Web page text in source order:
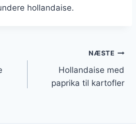
hollandaise.
NÆSTE
Hollandaise med
paprika til kartofler